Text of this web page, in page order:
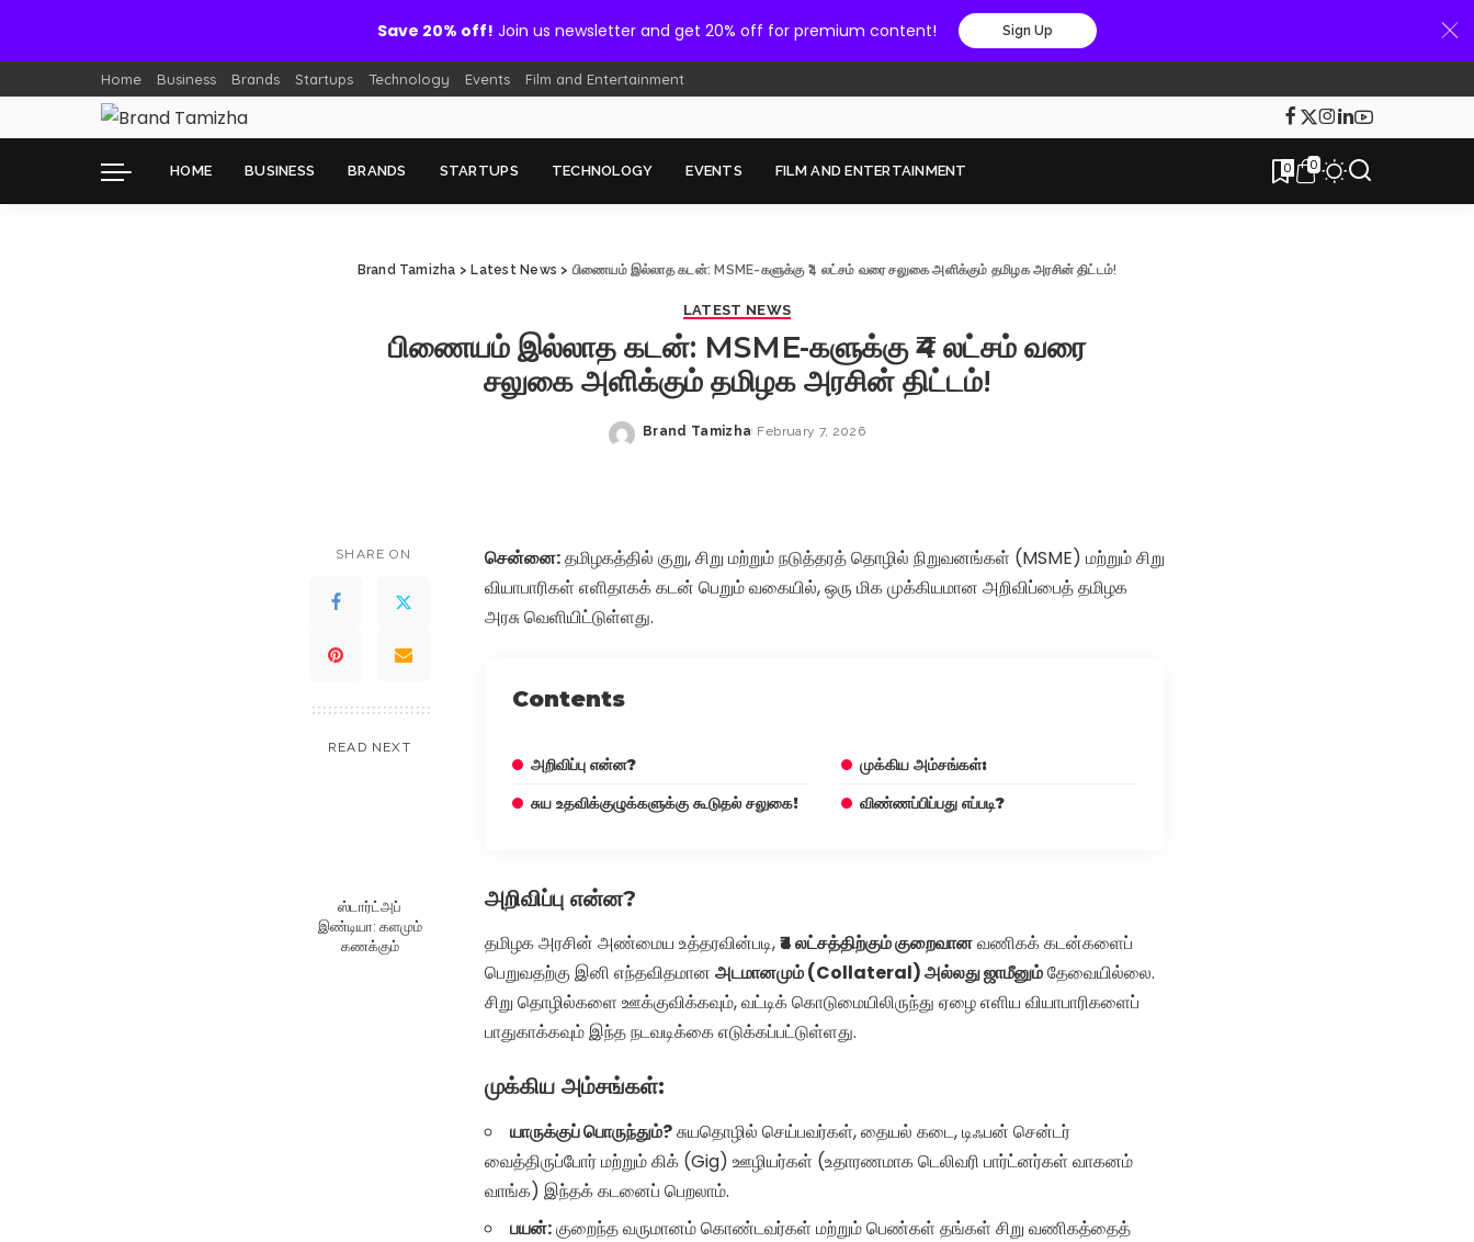
Save 20% off! Join us newsletter and get 20% off for premium content! Sign Up
Home Business Brands Startups Technology Events Film and Entertainment
HOME BUSINESS BRANDS STARTUPS TECHNOLOGY EVENTS FILM AND ENTERTAINMENT 0 0
Brand Tamizha > Latest News > பிணையம் இல்லாத கடன்: MSME-களுக்கு ₹4 லட்சம் வரை சலுகை அளிக்கும் தமிழக அரசின் திட்டம்!
LATEST NEWS
பிணையம் இல்லாத கடன்: MSME-களுக்கு ₹4 லட்சம் வரை
சலுகை அளிக்கும் தமிழக அரசின் திட்டம்!
Posted
Brand Tamizha February 7, 2026
SHARE ON
READ NEXT
ஸ்டார்ட்அப்
இண்டியா: களமும்
கணக்கும்
சென்னை:தமிழகத்தில் குறு, சிறு மற்றும் நடுத்தரத் தொழில் நிறுவனங்கள் (MSME) மற்றும் சிறு
வியாபாரிகள் எளிதாகக் கடன் பெறும் வகையில், ஒரு மிக முக்கியமான அறிவிப்பைத் தமிழக
அரசு வெளியிட்டுள்ளது.
Contents
அறிவிப்பு என்ன?
முக்கிய அம்சங்கள்:
சுய உதவிக்குழுக்களுக்கு கூடுதல் சலுகை!
விண்ணப்பிப்பது எப்படி?
அறிவிப்பு என்ன?
தமிழக அரசின் அண்மைய உத்தரவின்படி,₹4 லட்சத்திற்கும் குறைவானவணிகக் கடன்களைப்
பெறுவதற்கு இனி எந்தவிதமான அடமானமும் (Collateral) அல்லது ஜாமீனும்தேவையில்லை.
சிறு தொழில்களை ஊக்குவிக்கவும், வட்டிக் கொடுமையிலிருந்து ஏழை எளிய வியாபாரிகளைப்
பாதுகாக்கவும் இந்த நடவடிக்கை எடுக்கப்பட்டுள்ளது.
முக்கிய அம்சங்கள்:
யாருக்குப் பொருந்தும்?சுயதொழில் செய்பவர்கள், தையல் கடை, டிஃபன் சென்டர்
வைத்திருப்போர் மற்றும் கிக் (Gig) ஊழியர்கள் (உதாரணமாக டெலிவரி பார்ட்னர்கள் வாகனம்
வாங்க) இந்தக் கடனைப் பெறலாம்.
பயன்:குறைந்த வருமானம் கொண்டவர்கள் மற்றும் பெண்கள் தங்கள் சிறு வணிகத்தைத்